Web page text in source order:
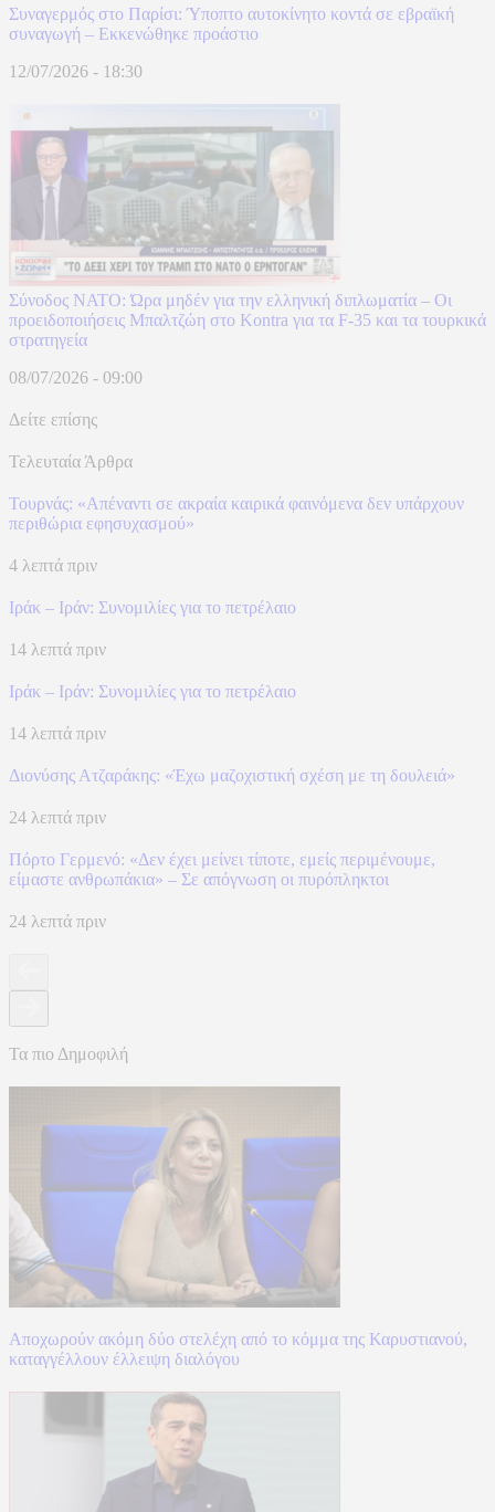
Συναγερμός στο Παρίσι: Ύποπτο αυτοκίνητο κοντά σε εβραϊκή
συναγωγή – Εκκενώθηκε προάστιο
12/07/2026 - 18:30
Σύνοδος ΝΑΤΟ: Ώρα μηδέν για την ελληνική διπλωματία – Οι
προειδοποιήσεις Μπαλτζώη στο Kontra για τα F-35 και τα τουρκικά
στρατηγεία
08/07/2026 - 09:00
Δείτε επίσης
Τελευταία Άρθρα
Τουρνάς: «Απέναντι σε ακραία καιρικά φαινόμενα δεν υπάρχουν
περιθώρια εφησυχασμού»
4 λεπτά πριν
Ιράκ – Ιράν: Συνομιλίες για το πετρέλαιο
14 λεπτά πριν
Ιράκ – Ιράν: Συνομιλίες για το πετρέλαιο
14 λεπτά πριν
Διονύσης Ατζαράκης: «Έχω μαζοχιστική σχέση με τη δουλειά»
24 λεπτά πριν
Πόρτο Γερμενό: «Δεν έχει μείνει τίποτε, εμείς περιμένουμε,
είμαστε ανθρωπάκια» – Σε απόγνωση οι πυρόπληκτοι
24 λεπτά πριν
Τα πιο Δημοφιλή
Αποχωρούν ακόμη δύο στελέχη από το κόμμα της Καρυστιανού,
καταγγέλλουν έλλειψη διαλόγου